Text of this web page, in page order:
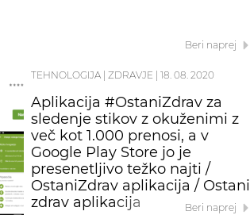
Beri naprej
TEHNOLOGIJA| ZDRAVJE 18. 08. 2020
Aplikacija #OstaniZdrav za
sledenje stikov z okuženimi z
več kot 1.000 prenosi, a v
Google Play Store jo je
presenetljivo težko najti /
OstaniZdrav aplikacija / Ostani
zdrav aplikacija
Beri naprej